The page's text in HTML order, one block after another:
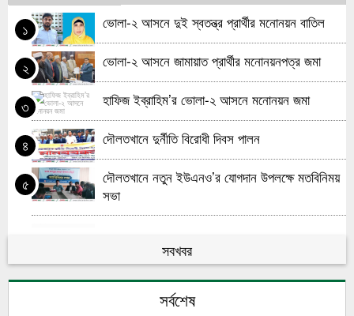
১ ভোলা-২ আসনে দুই স্বতন্ত্র প্রার্থীর মনোনয়ন বাতিল
২ ভোলা-২ আসনে জামায়াত প্রার্থীর মনোনয়নপত্র জমা
৩ হাফিজ ইব্রাহিম’র ভোলা-২ আসনে মনোনয়ন জমা
৪ দৌলতখানে দুর্নীতি বিরোধী দিবস পালন
৫
দৌলতখানে নতুন ইউএনও’র যোগদান উপলক্ষে মতবিনিময়
সভা
৭
চরের জমি রক্ষা ও নিরাপত্তার দাবিতে চরবাসীর দৌলতখানে
সবখবর
সর্বশেষ